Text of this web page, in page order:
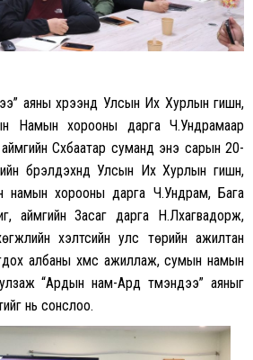
аяны хүрээнд Улсын Их Хурлын гишүүн,
Намын хорооны дарга Ч.Ундрамаар
Сүхбаатар суманд энэ сарын 20-
бүрэлдэхүүнд Улсын Их Хурлын гишүүн,
намын хорооны дарга Ч.Ундрам, Бага
аймгийн Засаг дарга Н.Лхагвадорж,
хэлтсийн улс төрийн ажилтан
албаны хүмүүс ажиллаж, сумын намын
“Ардын нам-Ард түмэндээ” аяныг
нь сонслоо.